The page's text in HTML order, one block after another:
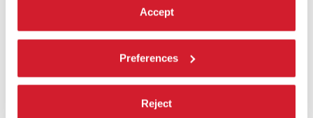
Accept
Preferences
Reject
21:30
NOÉMIE GOUDAL / MAËLLE POÉSY - ANIMA
Un percorso nella foresta oscura diNoémie Goudal e Maëlle
Poésyalla ricerca della pietra filosofale.